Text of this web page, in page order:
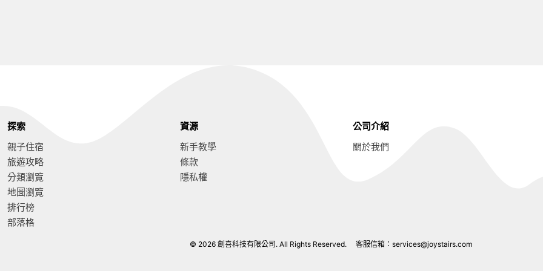
探索
親子住宿
旅遊攻略
分類瀏覽
地圖瀏覽
排行榜
部落格
資源
新手教學
條款
隱私權
公司介紹
關於我們
© 2026 創喜科技有限公司. All Rights Reserved. 客服信箱： services@joystairs.com